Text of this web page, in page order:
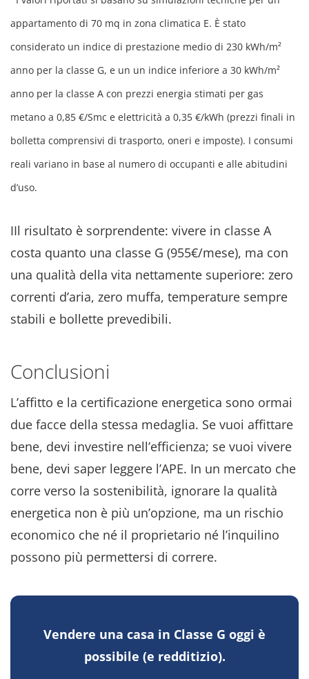
appartamento di 70 mq in zona climatica E. È stato
considerato un indice di prestazione medio di 230 kWh/m²
anno per la classe G, e un un indice inferiore a 30 kWh/m²
anno per la classe A con prezzi energia stimati per gas
metano a 0,85 €/Smc e elettricità a 0,35 €/kWh (prezzi finali in
bolletta comprensivi di trasporto, oneri e imposte). I consumi
reali variano in base al numero di occupanti e alle abitudini
d’uso.
IIl risultato è sorprendente: vivere in classe A
costa quanto una classe G (955€/mese), ma con
una qualità della vita nettamente superiore: zero
correnti d’aria, zero muffa, temperature sempre
stabili e bollette prevedibili.
Conclusioni
L’affitto e la certificazione energetica sono ormai
due facce della stessa medaglia. Se vuoi affittare
bene, devi investire nell’efficienza; se vuoi vivere
bene, devi saper leggere l’APE. In un mercato che
corre verso la sostenibilità, ignorare la qualità
energetica non è più un’opzione, ma un rischio
economico che né il proprietario né l’inquilino
possono più permettersi di correre.
Vendere una casa in Classe G oggi è
possibile (e redditizio).